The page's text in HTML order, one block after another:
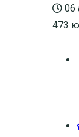
06
473